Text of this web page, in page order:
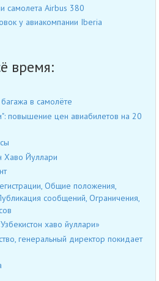
самолета Airbus 380
у авиакомпании Iberia
время:
в самолёте
повышение цен авиабилетов на 20
Хаво Йуллари
Общие положения,
сообщений, Ограничения,
хаво йуллари»
генеральный директор покидает